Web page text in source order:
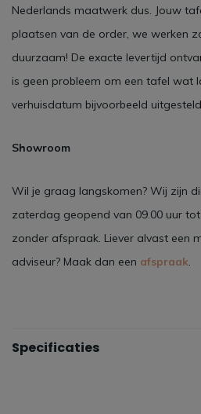
Nederlands maatwerk dus. Jouw
plaatsen van de order, we werken
duurzaam! De exacte levertijd
is geen probleem om een tafel wat
verhuisdatum bijvoorbeeld
Showroom
Wil je graag langskomen? Wij zijn
zaterdag geopend van 09.00 uur
zonder afspraak. Liever alvast een
adviseur? Maak dan een afspraak.
Specificaties